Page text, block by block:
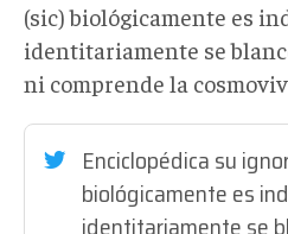
(sic) biológicamente es
identitariamente se
ni comprende la
Enciclopédica su
biológicamente es